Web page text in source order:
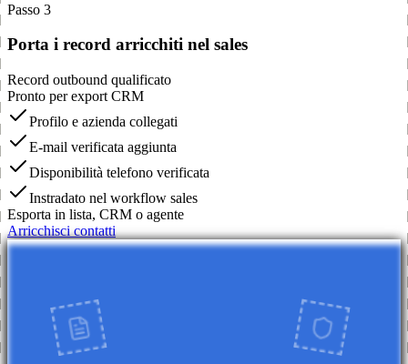
Passo 3
Porta i record arricchiti nel sales
Record outbound qualificato
Pronto per export CRM
Profilo e azienda collegati
E-mail verificata aggiunta
Disponibilità telefono verificata
Instradato nel workflow sales
Esporta in lista, CRM o agente
Arricchisci contatti